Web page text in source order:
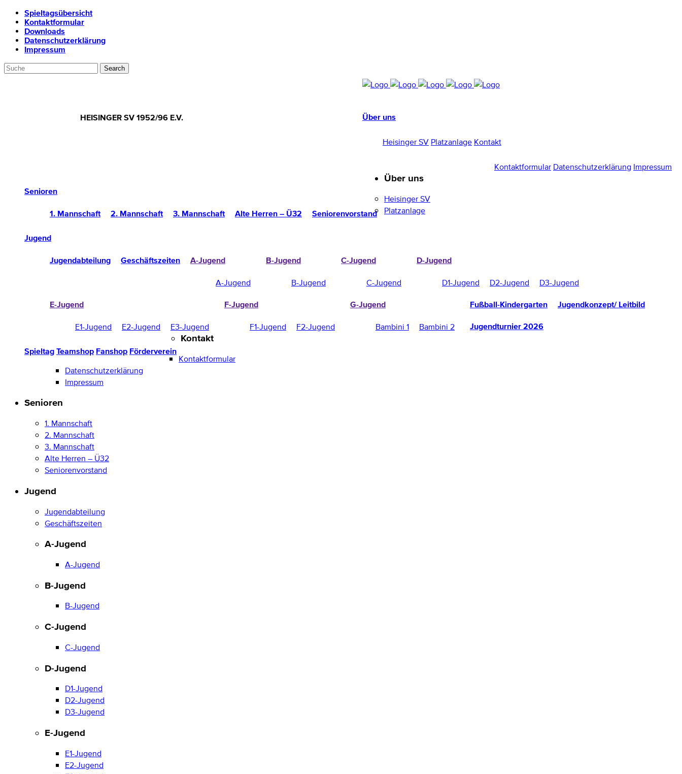
Spieltagsübersicht
Kontaktformular
Downloads
Datenschutzerklärung
Impressum
HEISINGER SV 1952/96 E.V.
Über uns
Heisinger SV Platzanlage Kontakt
Kontaktformular Datenschutzerklärung Impressum
Senioren
1. Mannschaft 2. Mannschaft 3. Mannschaft Alte Herren – Ü32 Seniorenvorstand
Jugend
Jugendabteilung Geschäftszeiten A-Jugend
A-Jugend
B-Jugend
B-Jugend
C-Jugend
C-Jugend
D-Jugend
D1-Jugend D2-Jugend D3-Jugend
E-Jugend
E1-Jugend E2-Jugend E3-Jugend
F-Jugend
F1-Jugend F2-Jugend
G-Jugend
Bambini 1 Bambini 2
Fußball-Kindergarten Jugendkonzept/ Leitbild
Jugendturnier 2026
Spieltag Teamshop Fanshop Förderverein
Über uns
Heisinger SV
Platzanlage
Kontakt
Kontaktformular
Datenschutzerklärung
Impressum
Senioren
1. Mannschaft
2. Mannschaft
3. Mannschaft
Alte Herren – Ü32
Seniorenvorstand
Jugend
Jugendabteilung
Geschäftszeiten
A-Jugend
A-Jugend
B-Jugend
B-Jugend
C-Jugend
C-Jugend
D-Jugend
D1-Jugend
D2-Jugend
D3-Jugend
E-Jugend
E1-Jugend
E2-Jugend